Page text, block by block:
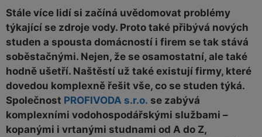
Stále více lidí si začíná uvědomovat problémy
týkající se zdroje vody. Proto také přibývá nových
studen a spousta domácností i firem se tak stává
soběstačnými. Nejen, že se osamostatní, ale také
hodně ušetří. Naštěstí už také existují firmy, které
dovedou komplexně řešit vše, co se studen týká.
Společnost PROFIVODA s.r.o. se zabývá
komplexními vodohospodářskými službami –
kopanými i vrtanými studnami od A do Z,